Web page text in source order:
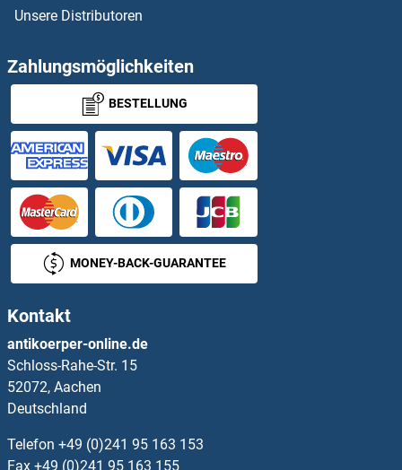
TLR6 ELISA Kits
TLR7 ELISA Kits
TLR8 ELISA Kits
TLR9 ELISA Kits
TM4SF18 ELISA Kits
TM4SF20 ELISA Kits
TM4SF5 ELISA Kits
TM6SF1 ELISA Kits
TM7SF2 ELISA Kits
TM9SF1 ELISA Kits
TM9SF4 ELISA Kits
Unsere Distributoren
Zahlungsmöglichkeiten
BESTELLUNG
MONEY-BACK-GUARANTEE
Kontakt
antikoerper-online.de
Schloss-Rahe-Str. 15
52072, Aachen
Deutschland
Telefon +49 (0)241 95 163 153
Fax +49 (0)241 95 163 155